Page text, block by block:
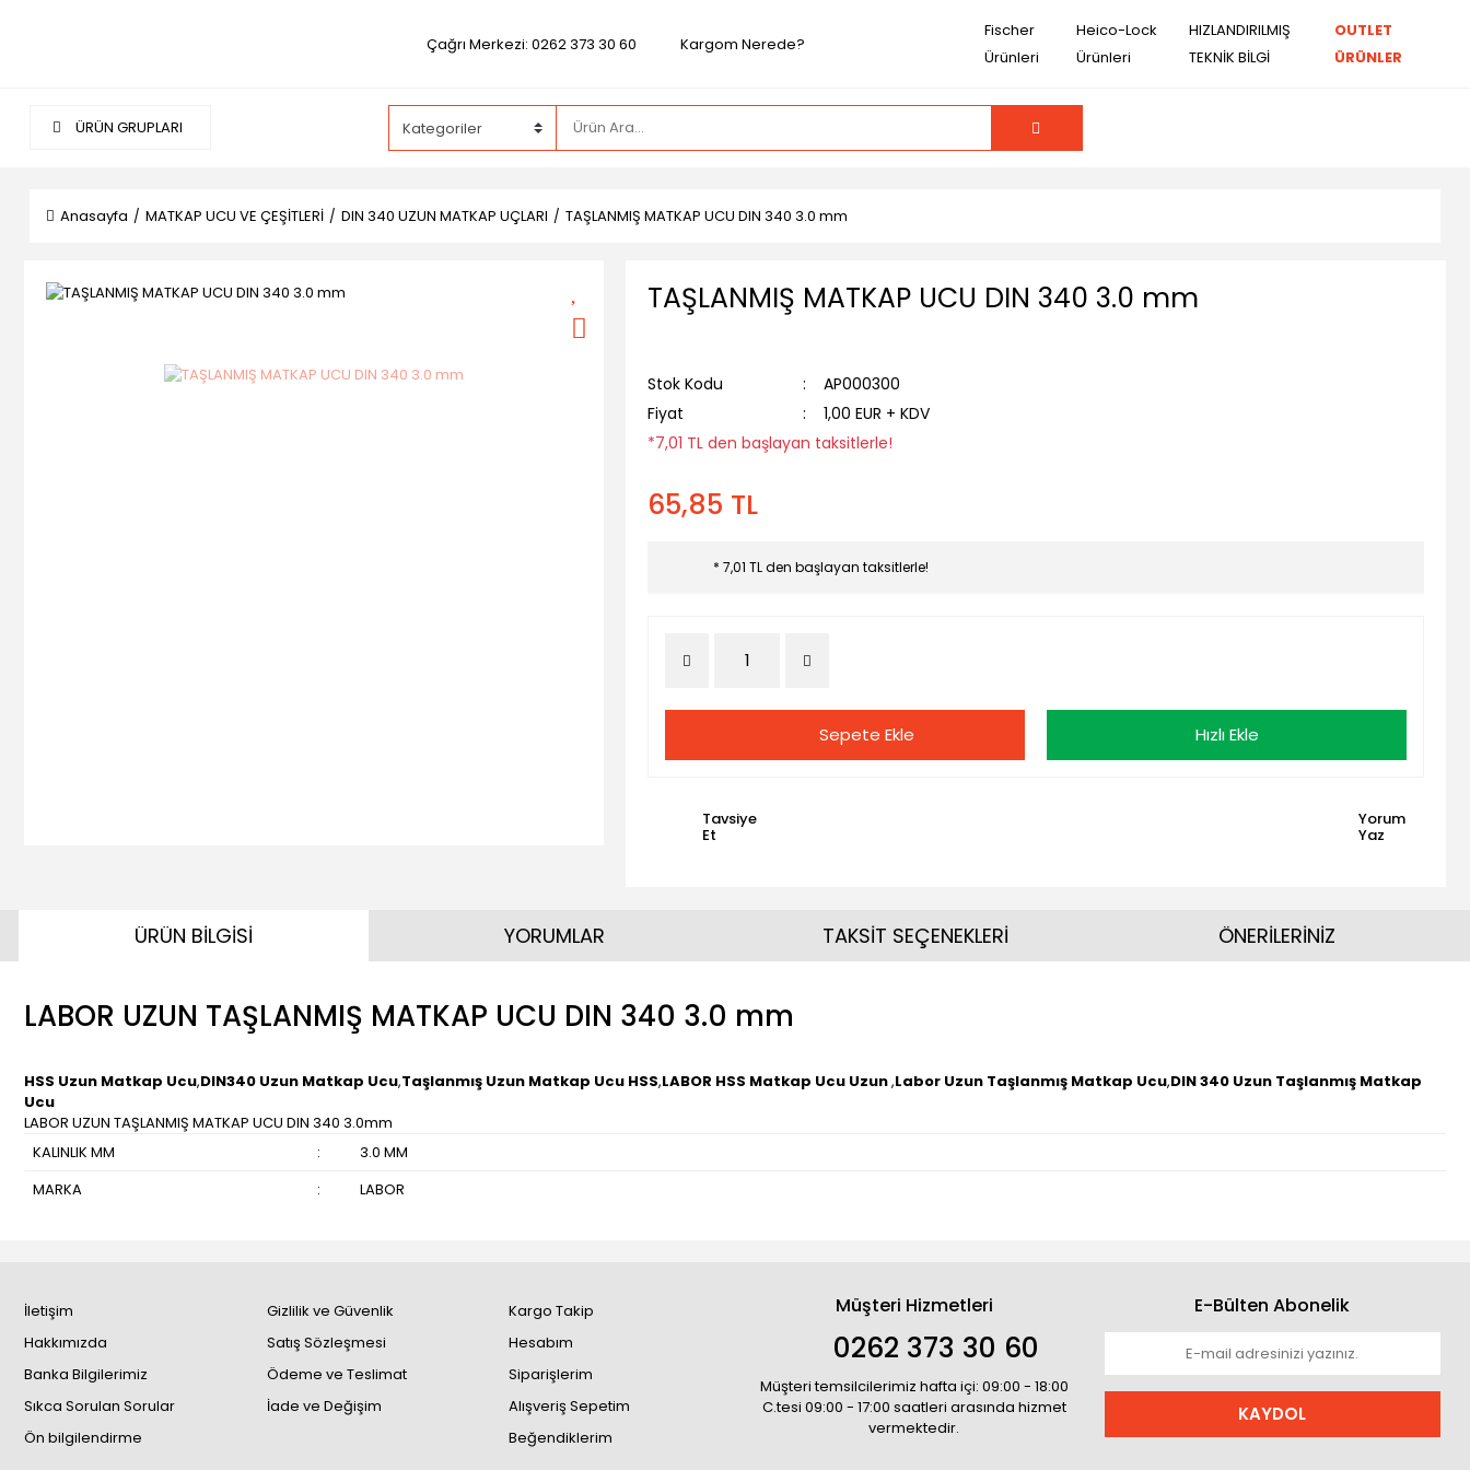
Çağrı Merkezi: 0262 373 30 60 Kargom Nerede?
Fischer
Ürünleri
Heico-Lock
Ürünleri
HIZLANDIRILMIŞ
TEKNİK BİLGİ
OUTLET
ÜRÜNLER
ÜRÜN GRUPLARI
Anasayfa MATKAP UCU VE ÇEŞİTLERİ DIN 340 UZUN MATKAP UÇLARI TAŞLANMIŞ MATKAP UCU DIN 340 3.0 mm
TAŞLANMIŞ MATKAP UCU DIN 340 3.0 mm
Stok Kodu
AP000300
Fiyat
1,00 EUR + KDV
*7,01 TL den başlayan taksitlerle!
65,85 TL
* 7,01 TL den başlayan taksitlerle!
Sepete Ekle Hızlı Ekle
Tavsiye
Et
Yorum
Yaz
ÜRÜN BİLGİSİ
LABOR UZUN TAŞLANMIŞ MATKAP UCU DIN 340 3.0 mm
HSS Uzun Matkap Ucu,DIN340 Uzun Matkap Ucu,Taşlanmış Uzun Matkap Ucu HSS,LABOR HSS Matkap Ucu Uzun,Labor Uzun Taşlanmış Matkap Ucu,DIN 340 Uzun Taşlanmış Matkap
Ucu
LABOR UZUN TAŞLANMIŞ MATKAP UCU DIN 340 3.0mm
KALINLIK MM
:
3.0 MM
MARKA
: LABOR
YORUMLAR TAKSİT SEÇENEKLERİ ÖNERİLERİNİZ
İletişim
Hakkımızda
Banka Bilgilerimiz
Sıkca Sorulan Sorular
Ön bilgilendirme
Gizlilik ve Güvenlik
Satış Sözleşmesi
Ödeme ve Teslimat
İade ve Değişim
Kargo Takip
Hesabım
Siparişlerim
Alışveriş Sepetim
Beğendiklerim
Müşteri Hizmetleri
0262 373 30 60
Müşteri temsilcilerimiz hafta içi: 09:00 - 18:00
C.tesi 09:00 - 17:00 saatleri arasında hizmet
vermektedir.
E-Bülten Abonelik
KAYDOL